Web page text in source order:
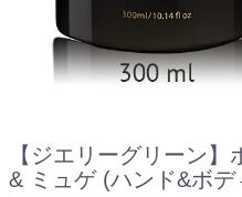
【ジエリーグリーン】
& ミュゲ (ハンド&ボデ